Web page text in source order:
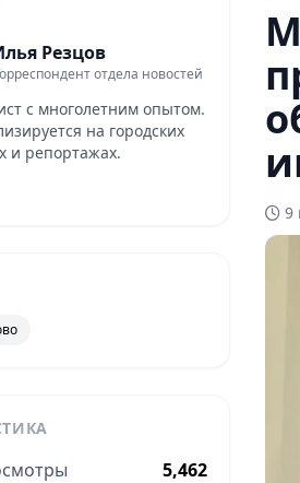
Резцов
отдела новостей
с многолетним опытом.
на городских
и репортажах.
5,462
9